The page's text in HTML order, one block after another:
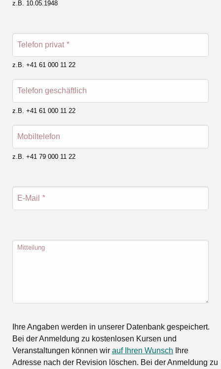
z.B. 10.05.1948
Telefon privat *
z.B. +41 61 000 11 22
Telefon geschäftlich
z.B. +41 61 000 11 22
Mobiltelefon
z.B. +41 79 000 11 22
E-Mail *
Mitteilung
Ihre Angaben werden in unserer Datenbank gespeichert.
Bei der Anmeldung zu kostenlosen Kursen und
Veranstaltungen können wir auf Ihren Wunsch Ihre
Adresse nach der Revision löschen. Bei der Anmeldung zu